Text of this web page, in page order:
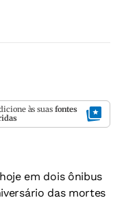
às suas fontes
em dois ônibus
das mortes